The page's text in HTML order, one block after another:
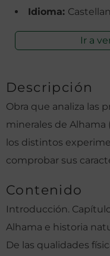
Idioma:
Ir a
Descripción
Obra que analiza las
minerales de Alhama
los distintos
comprobar sus
Contenido
Introducción.
Alhama e historia
De las qualidades